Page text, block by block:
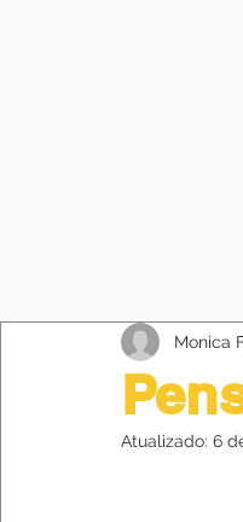
Monica
Atualizado: 6